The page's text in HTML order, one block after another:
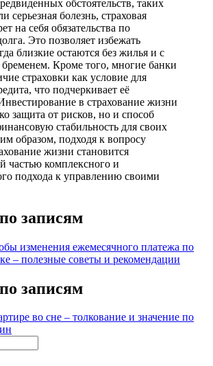
обстоятельств, таких
серьезная болезнь, страховая
на себя обязательства по
Это позволяет избежать
близкие остаются без жилья и с
Кроме того, многие банки
страховки как условие для
что подчеркивает её
в страхование жизни
защита от рисков, но и способ
стабильность для своих
образом, подходя к вопросу
жизни становится
частью комплексного и
подхода к управлению своими
записям
изменения ежемесячного платежа по
– полезные советы и рекомендации
записям
во сне – толкование и значение по